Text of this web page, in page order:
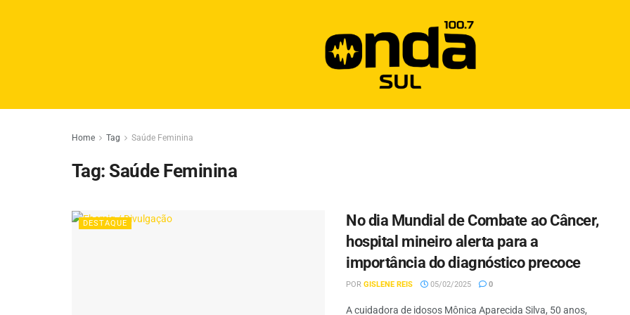
Home Tag Saúde Feminina
Tag: Saúde Feminina
DESTAQUE
No dia Mundial de Combate ao Câncer,
hospital mineiro alerta para a
importância do diagnóstico precoce
POR GISLENE REIS 05/02/2025 0
A cuidadora de idosos Mônica Aparecida Silva, 50 anos,